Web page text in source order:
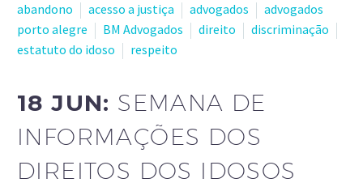
abandono
acesso a justiça advogados
advogados
porto alegre
BM Advogados direito
discriminação
estatuto do idoso
respeito
18 JUN: SEMANA DE
INFORMAÇÕES DOS
DIREITOS DOS IDOSOS